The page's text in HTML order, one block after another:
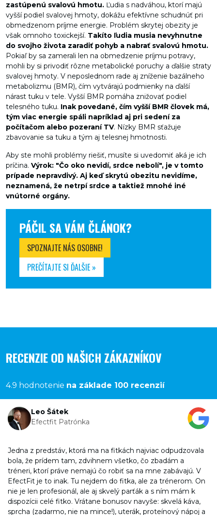
zastúpenú svalovú hmotu. Ľudia s nadváhou, ktorí majú
vyšší podiel svalovej hmoty, dokážu efektívne schudnúť pri
obmedzenom príjme energie. Problém skrytej obezity je
však omnoho toxickejší. Takíto ľudia musia nevyhnutne
do svojho života zaradiť pohyb a nabrať svalovú hmotu.
Pokiaľ by sa zamerali len na obmedzenie príjmu potravy,
mohli by si privodiť rôzne metabolické poruchy a ďalšie straty
svalovej hmoty. V neposlednom rade aj zníženie bazálneho
metabolizmu (BMR), čím vytvárajú podmienky na ďalší
nárast tuku v tele. Vyšší BMR pomáha znižovať podiel
telesného tuku. Inak povedané, čím vyšší BMR človek má,
tým viac energie spáli napríklad aj pri sedení za
počítačom alebo pozeraní TV. Nízky BMR sťažuje
zbavovanie sa tuku a tým aj telesnej hmotnosti.
Aby ste mohli problémy riešiť, musíte si uvedomiť aká je ich
príčina. Výrok: "Čo oko nevidí, srdce nebolí", je v tomto
prípade nepravdivý. Aj keď skrytú obezitu nevidíme,
neznamená, že netrpí srdce a taktiež mnohé iné
vnútorné orgány.
PÁČIL SA VÁM ČLÁNOK?
SPOZNAJTE NÁS OSOBNE!
PREČÍTAJTE SI ĎALŠIE »
RECENZIE OD NAŠICH ZÁKAZNÍKOV
4.9 hodnotenie na základe 100 recenzií
Leo Šátek
Efectfit Patrónka
Jedna z predstáv, ktorá ma na fitkách najviac odpudzovala
bola, že prídem tam, zdvihnem všetko, čo zbadám a
tréneri, ktorí práve nemajú čo robiť sa na mne zabávajú. V
EfectFit je to inak. Tu nejdem do fitka, ale za trénerom. On
nie je len profesionál, ale aj skvelý parťák a s ním mám k
dispozícii celé fitko. Vrátane bonusov navyše: skvelá káva,
sprcha (zadarmo, nie na mince!), uterák, proteínový nápoj a